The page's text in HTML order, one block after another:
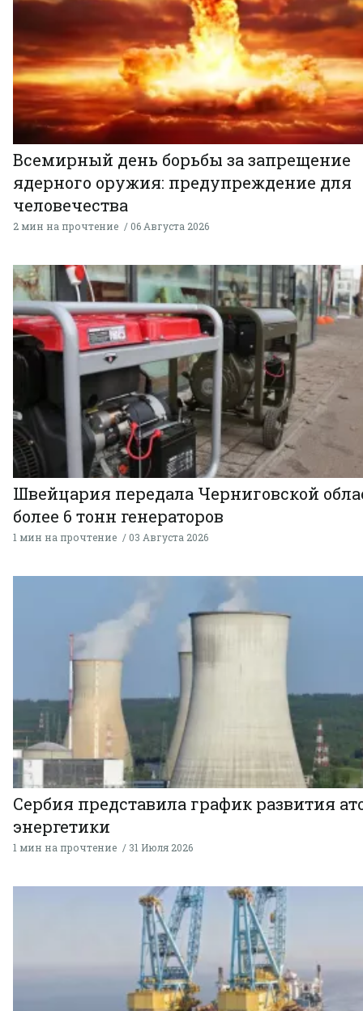
Всемирный день борьбы за запрещение
ядерного оружия: предупреждение для
человечества
2 мин на прочтение 06 Августа 2026
Швейцария передала Черниговской
более 6 тонн генераторов
1 мин на прочтение 03 Августа 2026
Сербия представила график развития
энергетики
1 мин на прочтение 31 Июля 2026